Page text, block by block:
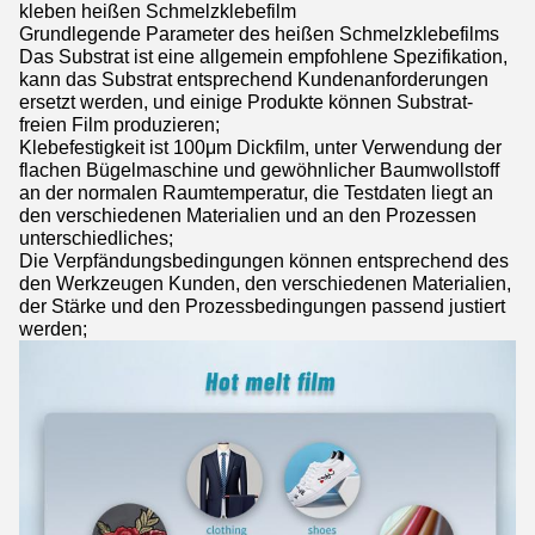
kleben heißen Schmelzklebefilm
Grundlegende Parameter des heißen Schmelzklebefilms
Das Substrat ist eine allgemein empfohlene Spezifikation,
kann das Substrat entsprechend Kundenanforderungen
ersetzt werden, und einige Produkte können Substrat-
freien Film produzieren;
Klebefestigkeit ist 100μm Dickfilm, unter Verwendung der
flachen Bügelmaschine und gewöhnlicher Baumwollstoff
an der normalen Raumtemperatur, die Testdaten liegt an
den verschiedenen Materialien und an den Prozessen
unterschiedliches;
Die Verpfändungsbedingungen können entsprechend des
den Werkzeugen Kunden, den verschiedenen Materialien,
der Stärke und den Prozessbedingungen passend justiert
werden;